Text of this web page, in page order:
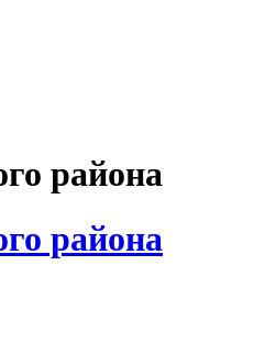
района
района